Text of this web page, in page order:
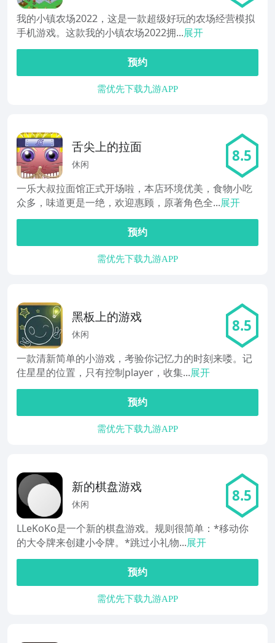
我的小镇农场2022，这是一款超级好玩的农场经营模拟
手机游戏。这款我的小镇农场2022拥...展开
预约
需优先下载九游APP
舌尖上的拉面
休闲 8.5
一乐大叔拉面馆正式开场啦，本店环境优美，食物小吃
众多，味道更是一绝，欢迎惠顾，原著角色全...展开
预约
需优先下载九游APP
黑板上的游戏
休闲 8.5
一款清新简单的小游戏，考验你记忆力的时刻来喽。记
住星星的位置，只有控制player，收集...展开
预约
需优先下载九游APP
新的棋盘游戏
休闲 8.5
LLeKoKo是一个新的棋盘游戏。规则很简单：*移动你
的大令牌来创建小令牌。*跳过小礼物...展开
预约
需优先下载九游APP